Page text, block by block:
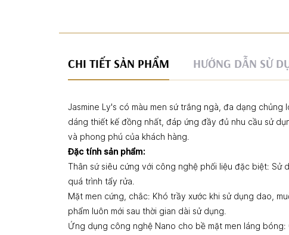
CHI TIẾT SẢN PHẨM HƯỚNG DẪN SỬ
Jasmine Ly's có màu men sứ trắng ngà, đa dạng
dáng thiết kế đồng nhất, đáp ứng đầy đủ nhu cầu sử
và phong phú của khách hàng.
Đặc tính sản phẩm:
Thân sứ siêu cứng với công nghệ phối liệu đặc biệt: Sử
quá trình tẩy rửa.
Mặt men cứng, chắc: Khó trầy xước khi sử dụng dao,
phẩm luôn mới sau thời gian dài sử dụng.
Ứng dụng công nghệ Nano cho bề mặt men láng bóng: